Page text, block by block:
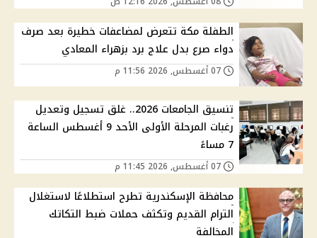
الطفلة مكة تتعرض لمضاعفات خطيرة بعد صرف
دواء صرع بدل علاج برد بزهراء المعادي
تنسيق الجامعات 2026.. غلق تسجيل وتعديل
رغبات المرحلة الأولى الأحد 9 أغسطس الساعة
7 مساءً
محافظة الإسكندرية تطرح استطلاعًا لاستغلال
الترام القديم وتكثف حملات ضبط التكاتك
المخالفة